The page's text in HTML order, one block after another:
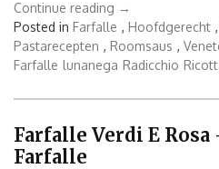
Continue reading “Farfalle
met
Radicchio
–
al
→
Posted in Farfalle , Hoofdgerecht ,
Pastarecepten , Roomsaus ,
Farfalle lunanega Radicchio
Farfalle Verdi E Rosa
Farfalle